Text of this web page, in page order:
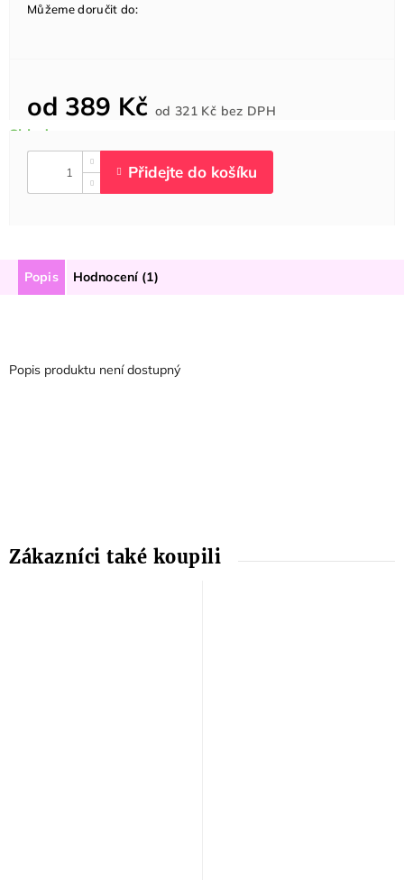
od 389 Kč od321 Kč bez DPHcena:
Můžeme doručit do:
Popis Hodnocení (1)
Popis produktu není dostupný